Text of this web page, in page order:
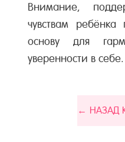
Внимание,
чувствам ребёнка
основу для
уверенности в себе.
← НАЗАД